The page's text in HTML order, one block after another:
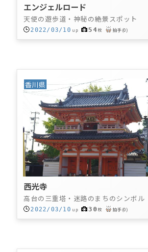
エンジェルロード
天使の遊歩道・神秘の絶景スポット
2022/03/10 up 54枚 拍手(0)
香川県
西光寺
高台の三重塔・迷路のまちのシンボル
2022/03/10 up 30枚 拍手(0)